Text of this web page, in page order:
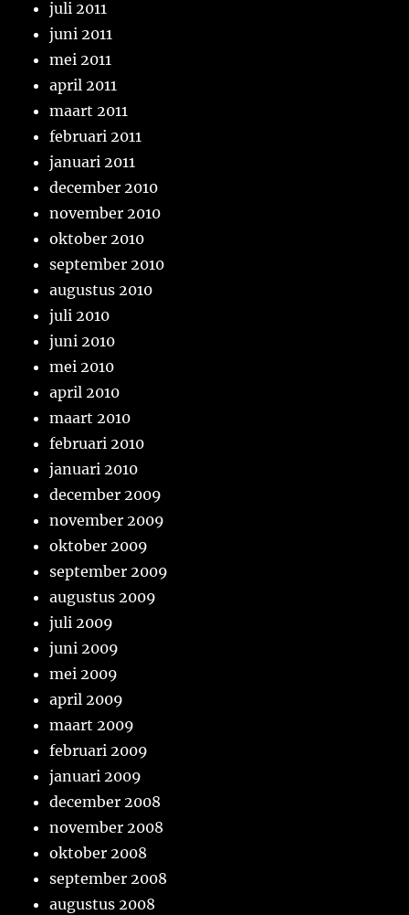
juli 2011
juni 2011
mei 2011
april 2011
maart 2011
februari 2011
januari 2011
december 2010
november 2010
oktober 2010
september 2010
augustus 2010
juli 2010
juni 2010
mei 2010
april 2010
maart 2010
februari 2010
januari 2010
december 2009
november 2009
oktober 2009
september 2009
augustus 2009
juli 2009
juni 2009
mei 2009
april 2009
maart 2009
februari 2009
januari 2009
december 2008
november 2008
oktober 2008
september 2008
augustus 2008